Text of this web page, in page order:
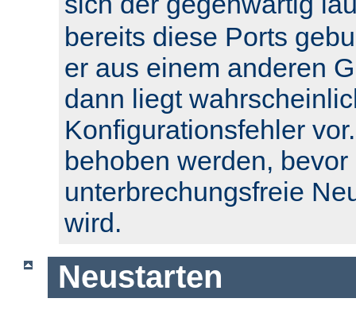
bereits diese Ports
er aus einem anderen
dann liegt
Konfigurationsfehler
behoben werden, bevor
unterbrechungsfreie
wird.
Neustarten